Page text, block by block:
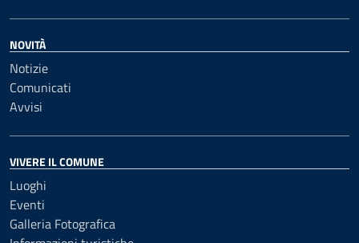
NOVITÀ
Notizie
Comunicati
Avvisi
VIVERE IL COMUNE
Luoghi
Eventi
Galleria Fotografica